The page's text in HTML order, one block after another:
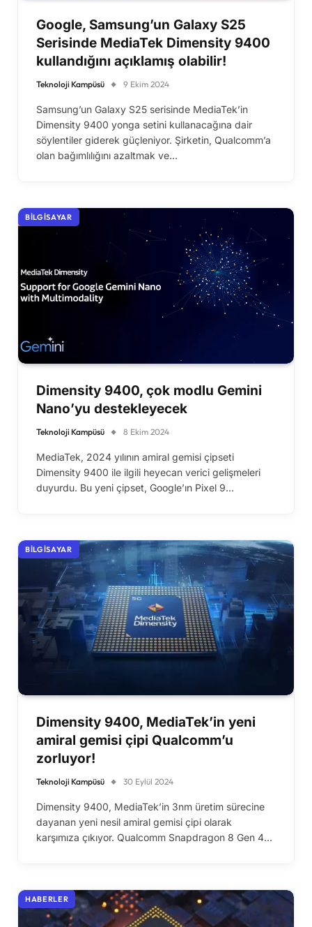
Google, Samsung’un Galaxy S25
Serisinde MediaTek Dimensity 9400
kullandığını açıklamış olabilir!
Teknoloji Kampüsü 9 Ekim 2024
Samsung’un Galaxy S25 serisinde MediaTek’in
Dimensity 9400 yonga setini kullanacağına dair
söylentiler giderek güçleniyor. Şirketin, Qualcomm’a
olan bağımlılığını azaltmak ve…
BILGISAYAR
Dimensity 9400, çok modlu Gemini
Nano’yu destekleyecek
Teknoloji Kampüsü 8 Ekim 2024
MediaTek, 2024 yılının amiral gemisi çipseti
Dimensity 9400 ile ilgili heyecan verici gelişmeleri
duyurdu. Bu yeni çipset, Google’ın Pixel 9…
BILGISAYAR
Dimensity 9400, MediaTek’in yeni
amiral gemisi çipi Qualcomm’u
zorluyor!
Teknoloji Kampüsü 30 Eylül 2024
Dimensity 9400, MediaTek’in 3nm üretim sürecine
dayanan yeni nesil amiral gemisi çipi olarak
karşımıza çıkıyor. Qualcomm Snapdragon 8 Gen 4…
HABERLER